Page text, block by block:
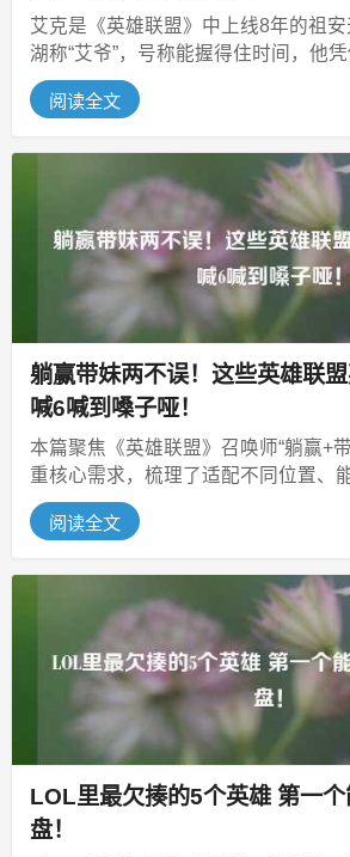
艾克是《英雄联盟》中上线8年的祖
湖称“艾爷”，号称能握得住时间，他
技能，实现回溯位移、局部重...
阅读全文
躺赢带妹两不误！这些英雄联
喊6喊到嗓子哑！
本篇聚焦《英雄联盟》召唤师“躺赢+
重核心需求，梳理了适配不同位置、
健输出/保护节奏的优质英...
阅读全文
LOL里最欠揍的5个英雄 第一
盘！